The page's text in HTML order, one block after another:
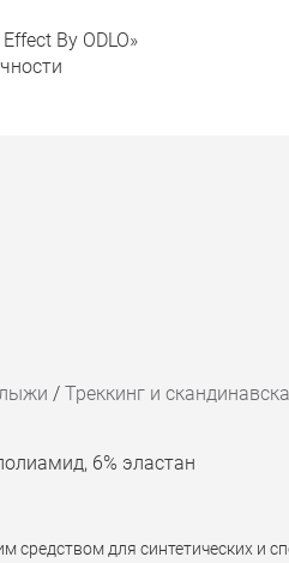
By ODLO»
/ Треккинг и
6% эластан
для синтетических и